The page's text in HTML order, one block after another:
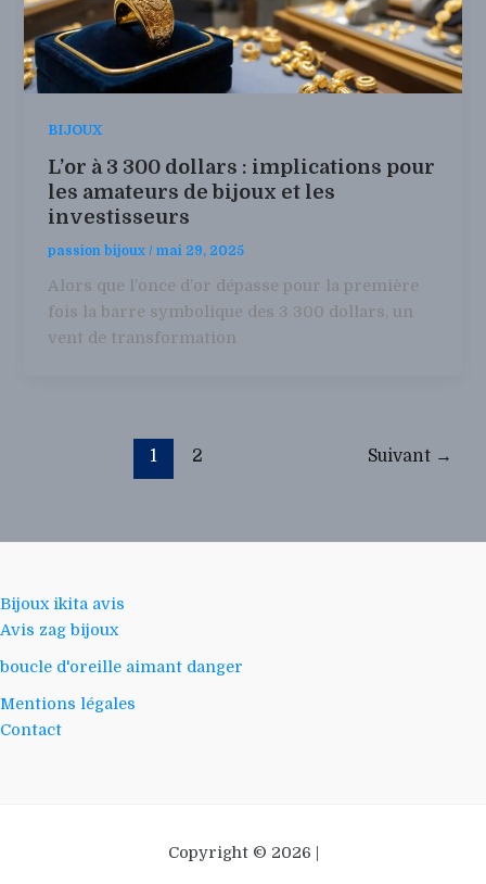
BIJOUX
L’or à 3 300 dollars : implications pour
les amateurs de bijoux et les
investisseurs
passion bijoux/mai 29, 2025
Alors que l’once d’or dépasse pour la première
fois la barre symbolique des 3 300 dollars, un
vent de transformation
1 2 Suivant →
Bijoux ikita avis
Avis zag bijoux
boucle d'oreille aimant danger
Mentions légales
Contact
Copyright © 2026 |